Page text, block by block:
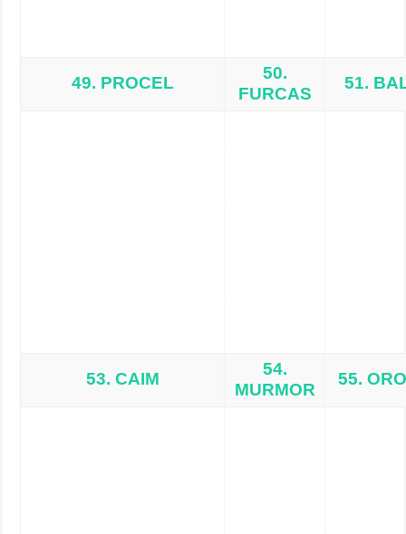
49. PROCEL
50.
FURCAS
51.
53. CAIM
54.
MURMOR
55.